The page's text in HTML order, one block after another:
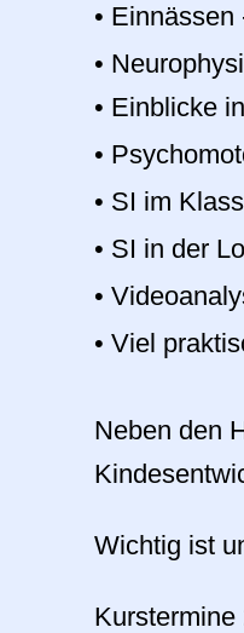
• Einnässen
•
• Einblicke
•
• SI im
• SI in der
•
• Viel
Neben den
Wichtig ist
Kurstermine